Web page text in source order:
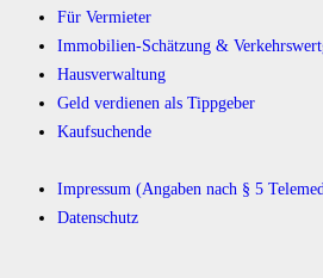
Für Vermieter
Immobilien-Schätzung &
Hausverwaltung
Geld verdienen als Tippgeber
Kaufsuchende
Impressum (Angaben nach § 5
Datenschutz